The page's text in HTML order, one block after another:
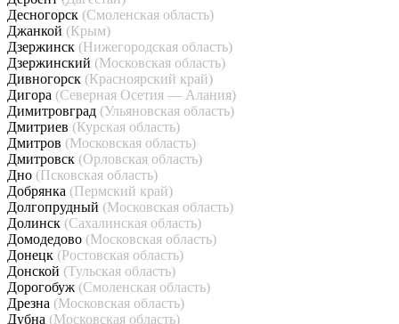
Десногорск (Смоленская область)
Джанкой (Крым)
Дзержинск (Нижегородская область)
Дзержинский (Московская область)
Дивногорск (Красноярский край)
Дигора (Северная Осетия — Алания)
Димитровград (Ульяновская область)
Дмитриев (Курская область)
Дмитров (Московская область)
Дмитровск (Орловская область)
Дно (Псковская область)
Добрянка (Пермский край)
Долгопрудный (Московская область)
Долинск (Сахалинская область)
Домодедово (Московская область)
Донецк (Ростовская область)
Донской (Тульская область)
Дорогобуж (Смоленская область)
Дрезна (Московская область)
Дубна (Московская область)